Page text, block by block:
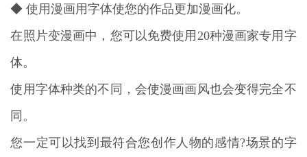
◆ 使用漫画用字体使您的作品更加漫画化。
在照片变漫画中，您可以免费使用20种漫画家专用字
体。
使用字体种类的不同，会使漫画画风也会变得完全不
同。
您一定可以找到最符合您创作人物的感情?场景的字